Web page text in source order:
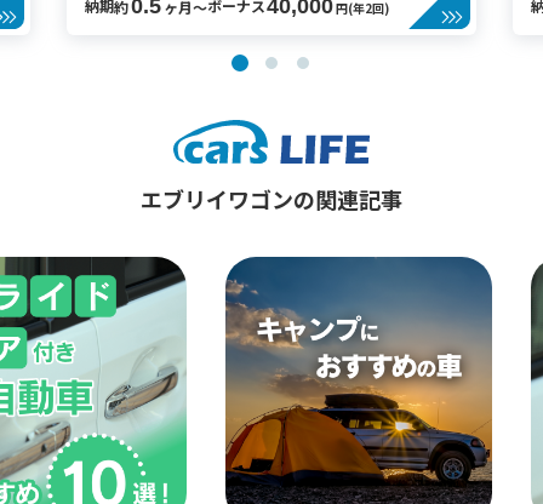
納期約0.5ヶ月〜ボーナス40,000円(年2回)
エブリイワゴンの関連記事